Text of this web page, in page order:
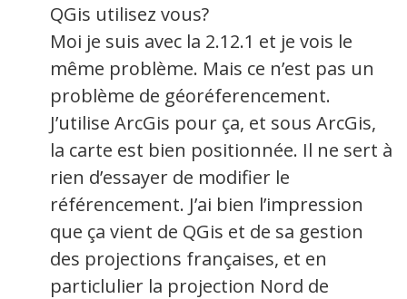
QGis utilisez vous?
Moi je suis avec la 2.12.1 et je vois le
même problème. Mais ce n’est pas un
problème de géoréferencement.
J’utilise ArcGis pour ça, et sous ArcGis,
la carte est bien positionnée. Il ne sert à
rien d’essayer de modifier le
référencement. J’ai bien l’impression
que ça vient de QGis et de sa gestion
des projections françaises, et en
particlulier la projection Nord de